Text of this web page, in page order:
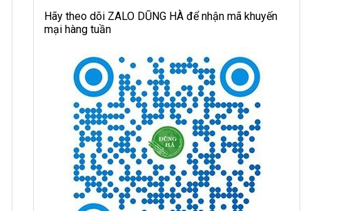
Hãy theo dõi ZALO DŨNG HÀ để nhận mã khuyến
mại hàng tuần